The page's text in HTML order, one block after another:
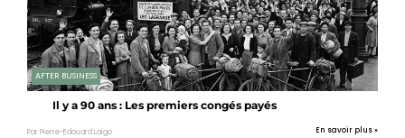
AFTER BUSINESS
Il y a 90 ans : Les premiers congés payés
Par Pierre-Edouard Laigo En savoir plus »